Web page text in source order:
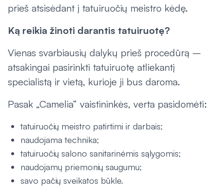
prieš atsisėdant į tatuiruočių meistro kėdę.
Ką reikia žinoti darantis tatuiruotę?
Vienas svarbiausių dalykų prieš procedūrą –
atsakingai pasirinkti tatuiruotę atliekantį
specialistą ir vietą, kurioje ji bus daroma.
Pasak „Camelia“ vaistininkės, verta pasidomėti:
tatuiruočių meistro patirtimi ir darbais;
naudojama technika;
tatuiruočių salono sanitarinėmis sąlygomis;
naudojamų priemonių saugumu;
savo pačių sveikatos būkle.